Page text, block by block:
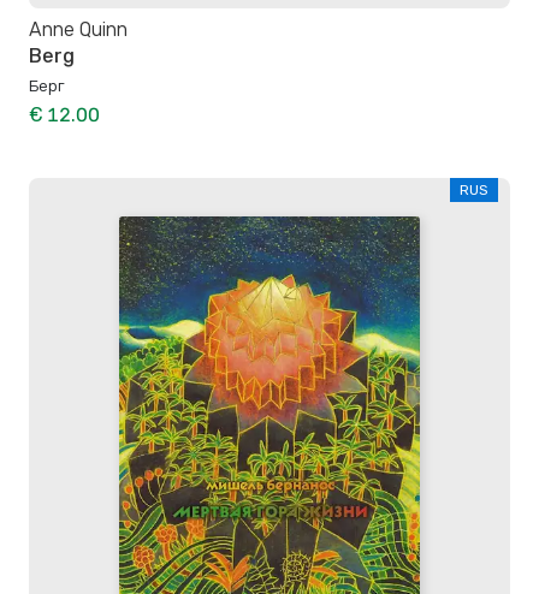
Anne Quinn
Berg
Берг
€ 12.00
RUS